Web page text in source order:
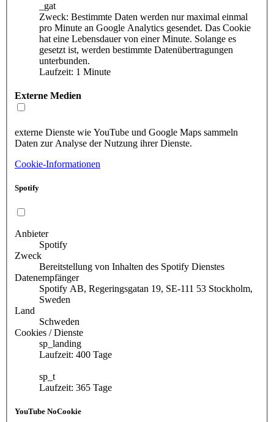
_gat
Zweck: Bestimmte Daten werden nur maximal einmal
pro Minute an Google Analytics gesendet. Das Cookie
hat eine Lebensdauer von einer Minute. Solange es
gesetzt ist, werden bestimmte Datenübertragungen
unterbunden.
Laufzeit: 1 Minute
Externe Medien
externe Dienste wie YouTube und Google Maps sammeln
Daten zur Analyse der Nutzung ihrer Dienste.
Cookie-Informationen
Spotify
Anbieter
Spotify
Zweck
Bereitstellung von Inhalten des Spotify Dienstes
Datenempfänger
Spotify AB, Regeringsgatan 19, SE-111 53 Stockholm,
Sweden
Land
Schweden
Cookies / Dienste
sp_landing
Laufzeit: 400 Tage
sp_t
Laufzeit: 365 Tage
YouTube NoCookie